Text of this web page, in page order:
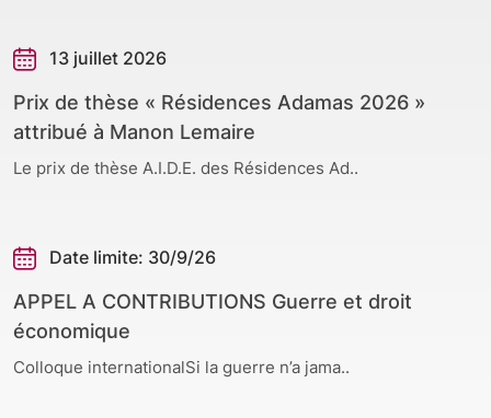
13 juillet 2026
Prix de thèse « Résidences Adamas 2026 »
attribué à Manon Lemaire
Le prix de thèse A.I.D.E. des Résidences Ad..
Date limite: 30/9/26
APPEL A CONTRIBUTIONS Guerre et droit
économique
Colloque internationalSi la guerre n’a jama..